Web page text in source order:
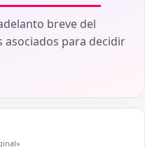
breve del
para decidir